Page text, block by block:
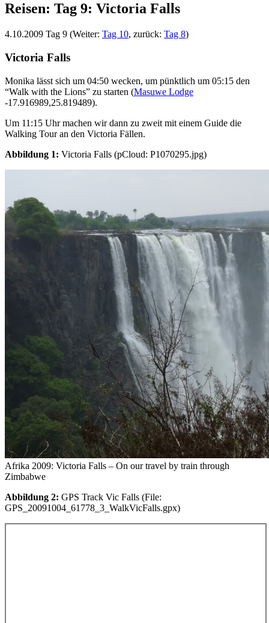
Reisen: Tag 9: Victoria Falls
4.10.2009 Tag 9 (Weiter: Tag 10, zurück: Tag 8)
Victoria Falls
Monika lässt sich um 04:50 wecken, um pünktlich um 05:15 den
“Walk with the Lions” zu starten (Masuwe Lodge
-17.916989,25.819489).
Um 11:15 Uhr machen wir dann zu zweit mit einem Guide die
Walking Tour an den Victoria Fällen.
Abbildung 1: Victoria Falls (pCloud: P1070295.jpg)
Afrika 2009: Victoria Falls – On our travel by train through
Zimbabwe
Abbildung 2: GPS Track Vic Falls (File:
GPS_20091004_61778_3_WalkVicFalls.gpx)